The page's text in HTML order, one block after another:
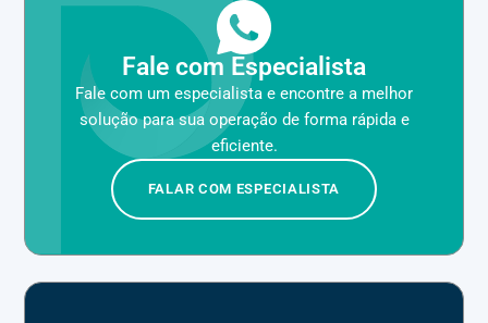
Fale com Especialista
Fale com um especialista e encontre a melhor
solução para sua operação de forma rápida e
eficiente.
FALAR COM ESPECIALISTA